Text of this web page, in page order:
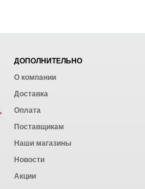
ДОПОЛНИТЕЛЬНО
О компании
Доставка
Оплата
Поставщикам
Наши магазины
Новости
Акции